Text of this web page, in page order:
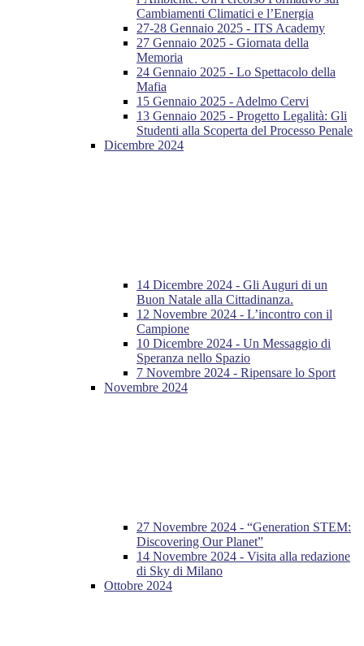
Cambiamenti Climatici e l’Energia
27-28 Gennaio 2025 - ITS Academy
27 Gennaio 2025 - Giornata della
Memoria
24 Gennaio 2025 - Lo Spettacolo della
Mafia
15 Gennaio 2025 - Adelmo Cervi
13 Gennaio 2025 - Progetto Legalità: Gli
Studenti alla Scoperta del Processo Penale
Dicembre 2024
14 Dicembre 2024 - Gli Auguri di un
Buon Natale alla Cittadinanza.
12 Novembre 2024 - L’incontro con il
Campione
10 Dicembre 2024 - Un Messaggio di
Speranza nello Spazio
7 Novembre 2024 - Ripensare lo Sport
Novembre 2024
27 Novembre 2024 - “Generation STEM:
Discovering Our Planet”
14 Novembre 2024 - Visita alla redazione
di Sky di Milano
Ottobre 2024